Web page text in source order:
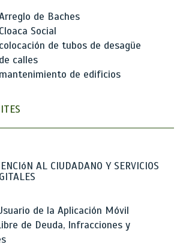
de Baches
Social
de tubos de desagüe
calles
de edificios
AL CIUDADANO Y SERVICIOS
de la Aplicación Móvil
de Deuda, Infracciones y